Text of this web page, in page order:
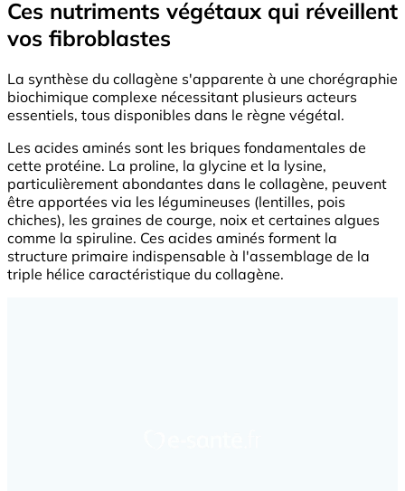
Ces nutriments végétaux qui réveillent
vos fibroblastes
La synthèse du collagène s'apparente à une chorégraphie
biochimique complexe nécessitant plusieurs acteurs
essentiels, tous disponibles dans le règne végétal.
Les acides aminés sont les briques fondamentales de
cette protéine. La proline, la glycine et la lysine,
particulièrement abondantes dans le collagène, peuvent
être apportées via les légumineuses (lentilles, pois
chiches), les graines de courge, noix et certaines algues
comme la spiruline. Ces acides aminés forment la
structure primaire indispensable à l'assemblage de la
triple hélice caractéristique du collagène.